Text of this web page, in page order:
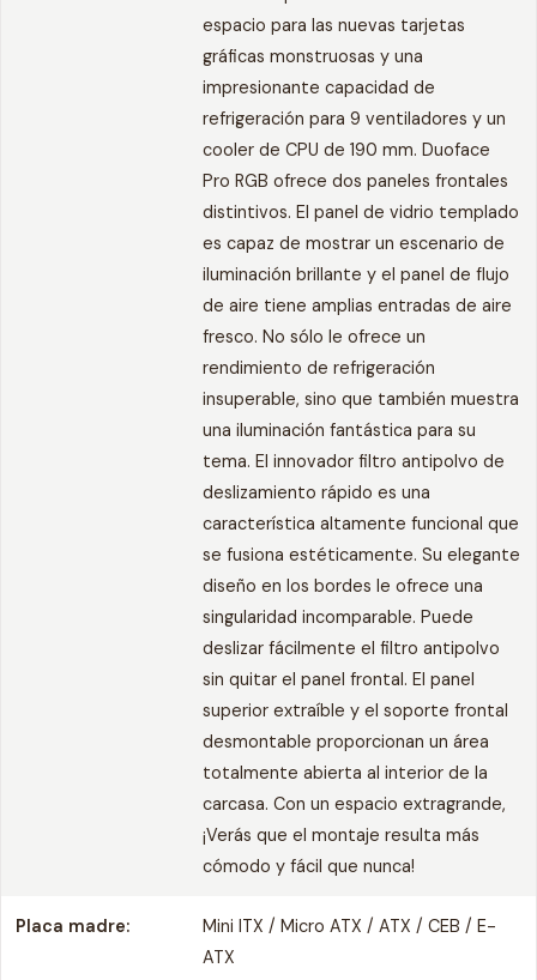
espacio para las nuevas tarjetas
gráficas monstruosas y una
impresionante capacidad de
refrigeración para 9 ventiladores y un
cooler de CPU de 190 mm. Duoface
Pro RGB ofrece dos paneles frontales
distintivos. El panel de vidrio templado
es capaz de mostrar un escenario de
iluminación brillante y el panel de flujo
de aire tiene amplias entradas de aire
fresco. No sólo le ofrece un
rendimiento de refrigeración
insuperable, sino que también muestra
una iluminación fantástica para su
tema. El innovador filtro antipolvo de
deslizamiento rápido es una
característica altamente funcional que
se fusiona estéticamente. Su elegante
diseño en los bordes le ofrece una
singularidad incomparable. Puede
deslizar fácilmente el filtro antipolvo
sin quitar el panel frontal. El panel
superior extraíble y el soporte frontal
desmontable proporcionan un área
totalmente abierta al interior de la
carcasa. Con un espacio extragrande,
¡Verás que el montaje resulta más
cómodo y fácil que nunca!
Placa madre:
Mini ITX / Micro ATX / ATX / CEB / E-
ATX